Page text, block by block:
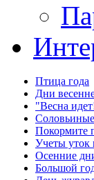
Птица года
Дни
"Весна
Соловьиные
Покормите
Учеты уток
Осенние
Большой